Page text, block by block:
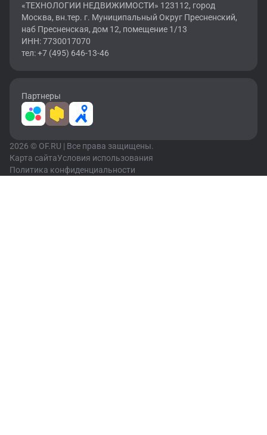
«ТЕХНОЛОГИИ НЕДВИЖИМОСТИ» 123112, город
Москва, вн.тер. г. Муниципальный Округ Пресненский,
наб Пресненская, дом 12, помещение 1/13
ИНН: 7730017070
тел: +7 (495) 646-13-46
Партнеры
2026 © OF.RU | Все права защищены.
Карта сайтаУсловия использования
Политика конфиденциальности